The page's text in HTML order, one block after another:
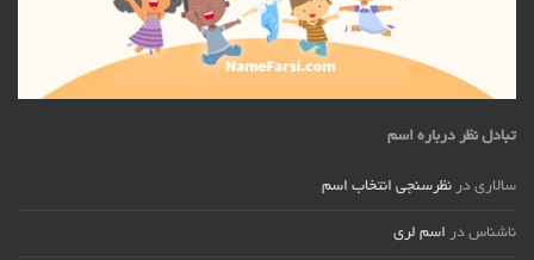
تبادل نظر درباره اسم
سالاری در نظرسنجی انتخاب اسم
ناشناس در اسم لری